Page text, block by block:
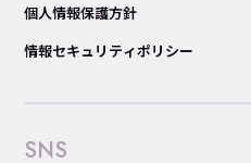
個人情報保護方針
情報セキュリティポリシー
SNS